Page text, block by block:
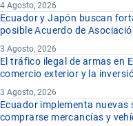
4 Agosto, 2026
Ecuador y Japón buscan
posible Acuerdo de
3 Agosto, 2026
El tráfico ilegal de armas en
comercio exterior y la
3 Agosto, 2026
Ecuador implementa
comprarse mercancías y